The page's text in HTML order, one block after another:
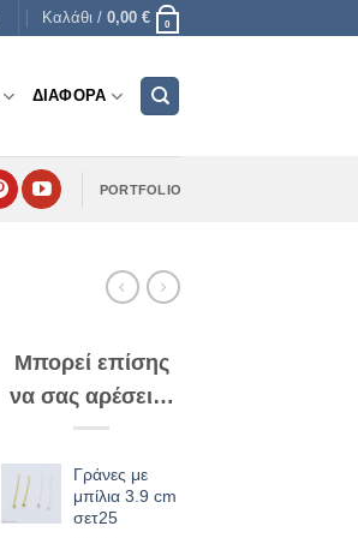
Καλάθι / 0,00 € 0
ΔΙΑΦΟΡΑ
PORTFOLIO
Μπορεί επίσης
να σας αρέσει…
Γράνες με
μπίλια 3.9 cm
σετ25